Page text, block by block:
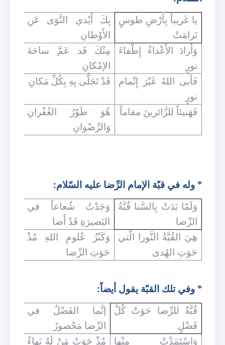
يا غَريباً بِأَرْضِ طوسٍ
تَرامَتْ
بِكَ أَيْدي النَّوَى عَنِ
الأَوْطانِ
وَأَرادَ الأَعْداءُ إِطْفاءَ
نورٍ
مِنْكَ قَد عَمَّ ساحَةَ
الإمْكانِ
فَأَبى اللهُ غَيْرَ إِتْمام
نورٍ
قَدْ تَجَلَّى بِهِ بِكُلِّ مَكانِ
فَهَنيئاً للزَّائرينَ مقاماً
هُوَ طَوْرُ الغُفْرانِ
وَالرِّضْوانِ
* وله في قبّة الإمام الرِّضا عليه السّلام:
وَلَمّا بَدَتْ بِالسَّنا قُبَّةُ
الرِّضا
وَجَدْتُ شُعاعاً في
البَصيرَةِ قَدْ أَضا
هِيَ القُبَّةُ النَّورا الّتي
حَوَتِ الهُدى
وَكَنْزُ عُلومِ اللهِ مُذْ
حَوَتِ الرِّضا
* وفي تلك القبّة يقول أيضاً:
قُبَّةٌ للرِّضا حَوَتْ كُلَّ
فَضْلٍ
إنَّما الفَضْلُ في
الرِّضا مَحْصورُ
وَاسْتَمَدَّتْ مِنْها
مُذْ حَوَتْ مَنْ لَهُ بَهاءٌ